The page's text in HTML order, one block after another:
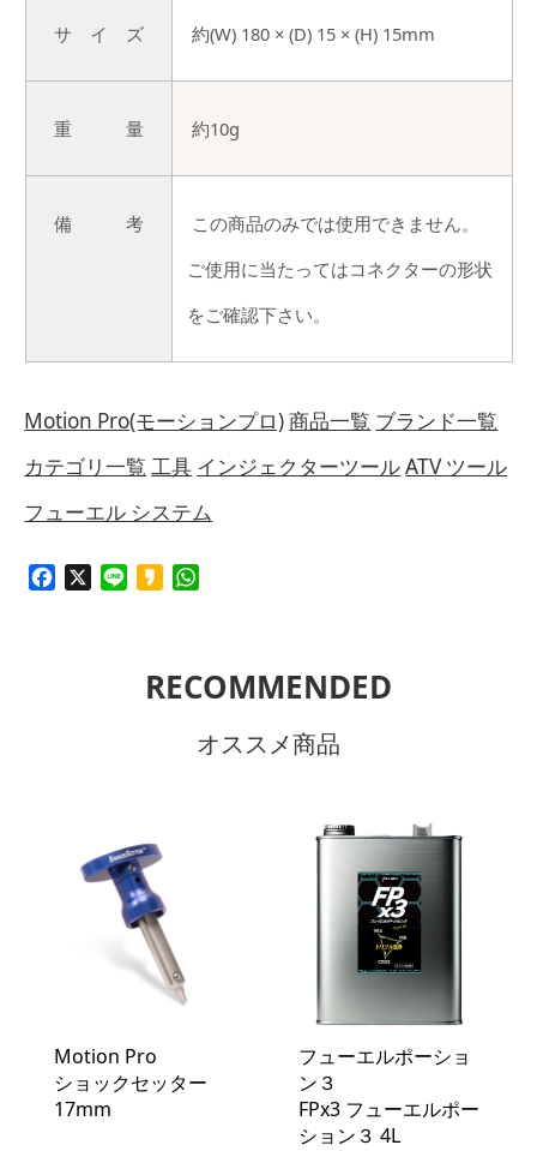
サ イ ズ 約(W) 180 × (D) 15 × (H) 15mm
重 量 約10g
備 考
この商品のみでは使用できません。
ご使用に当たってはコネクターの形状
をご確認下さい。
Motion Pro(モーションプロ)商品一覧 ブランド一覧
カテゴリ一覧 工具 インジェクターツールATV ツール
フューエル システム
Facebook Line Kakao
RECOMMENDED
オススメ商品
Motion Pro
ショックセッター
17mm
フューエルポーショ
ン３
FPx3 フューエルポー
ション３ 4L